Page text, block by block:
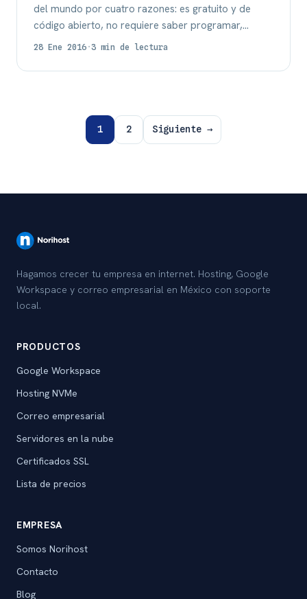
del mundo por cuatro razones: es gratuito y de
código abierto, no requiere saber programar,…
28 Ene 2016 ·3 min de lectura
Paginación de entradas
1 2 Siguiente →
Hagamos crecer tu empresa en internet. Hosting, Google
Workspace y correo empresarial en México con soporte
local.
PRODUCTOS
Google Workspace
Hosting NVMe
Correo empresarial
Servidores en la nube
Certificados SSL
Lista de precios
EMPRESA
Somos Norihost
Contacto
Blog